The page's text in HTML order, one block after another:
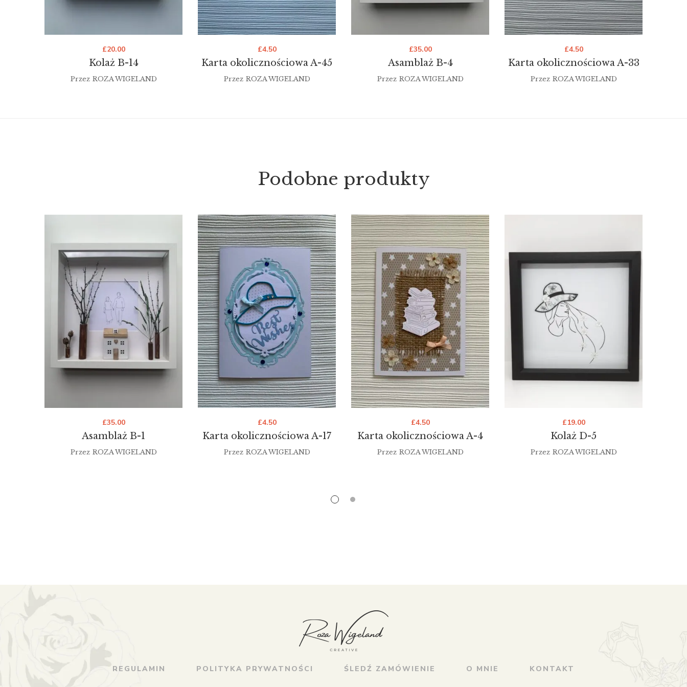
Kolaż B-14
£20.00
Przez ROZA WIGELAND
Karta okolicznościowa A-45
£4.50
Przez ROZA WIGELAND
Asamblaż B-4
£35.00
Przez ROZA WIGELAND
Karta okolicznościowa A-33
£4.50
Przez ROZA WIGELAND
Podobne produkty
Asamblaż B-1
£35.00
Przez ROZA WIGELAND
Karta okolicznościowa A-17
£4.50
Przez ROZA WIGELAND
Karta okolicznościowa A-4
£4.50
Przez ROZA WIGELAND
Kolaż D-5
£19.00
Przez ROZA WIGELAND
REGULAMIN POLITYKA PRYWATNOŚCI ŚLEDŹ ZAMÓWIENIE O MNIE KONTAKT